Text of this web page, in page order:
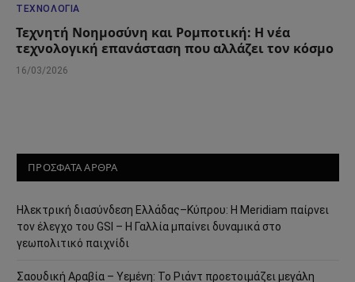
ΤΕΧΝΟΛΟΓΊΑ
Τεχνητή Νοημοσύνη και Ρομποτική: Η νέα
τεχνολογική επανάσταση που αλλάζει τον κόσμο
16/03/2026
ΠΡΟΣΦΑΤΑ ΑΡΘΡΑ
Ηλεκτρική διασύνδεση Ελλάδας–Κύπρου: Η Meridiam παίρνει
τον έλεγχο του GSI – Η Γαλλία μπαίνει δυναμικά στο
γεωπολιτικό παιχνίδι
Σαουδική Αραβία – Υεμένη: Το Ριάντ προετοιμάζει μεγάλη